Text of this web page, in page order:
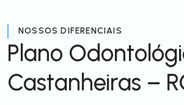
NOSSOS DIFERENCIAIS
Plano
Castanheiras –